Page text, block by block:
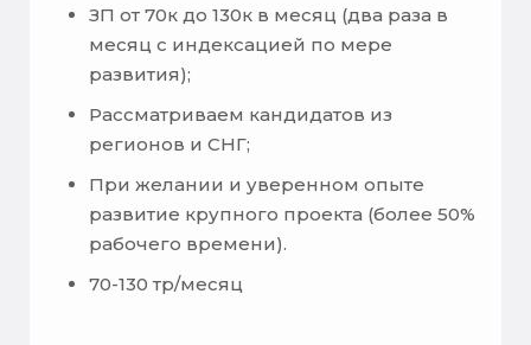
ЗП от 70к до 130к в месяц (два раза в
месяц с индексацией по мере
развития);
Рассматриваем кандидатов из
регионов и СНГ;
При желании и уверенном опыте
развитие крупного проекта (более 50%
рабочего времени).
70-130 тр/месяц